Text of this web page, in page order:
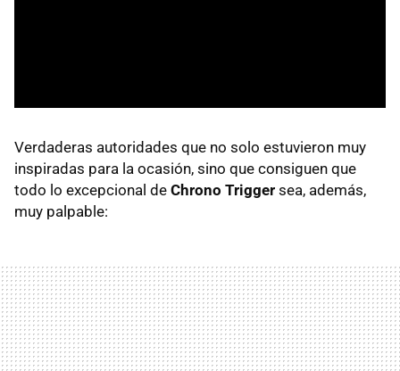
Verdaderas autoridades que no solo estuvieron muy
inspiradas para la ocasión, sino que consiguen que
todo lo excepcional de Chrono Trigger sea, además,
muy palpable: